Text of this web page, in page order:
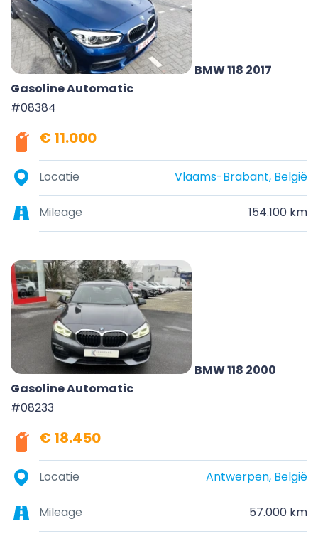
BMW 118 2017
Gasoline Automatic
#08384
€ 11.000
Locatie Vlaams-Brabant, België
Mileage 154.100 km
BMW 118 2000
Gasoline Automatic
#08233
€ 18.450
Locatie Antwerpen, België
Mileage 57.000 km